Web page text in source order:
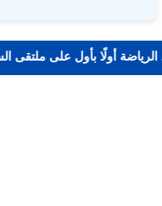
📰 جديد الرياضة أولًا